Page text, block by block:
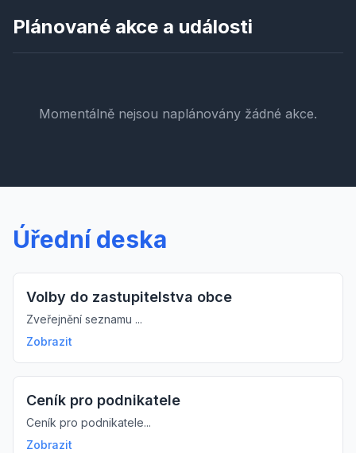
Plánované akce a události
Momentálně nejsou naplánovány žádné akce.
Úřední deska
Volby do zastupitelstva obce
Zveřejnění seznamu ...
Zobrazit
Ceník pro podnikatele
Ceník pro podnikatele...
Zobrazit